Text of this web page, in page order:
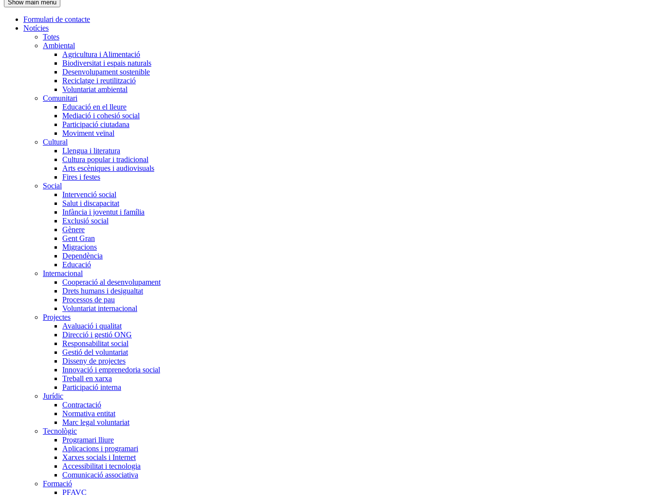
l'encapçalament
Show main menu
Navegació
principal
Formulari de contacte
Notícies
Totes
Ambiental
Agricultura i Alimentació
Biodiversitat i espais naturals
Desenvolupament sostenible
Reciclatge i reutilització
Voluntariat ambiental
Comunitari
Educació en el lleure
Mediació i cohesió social
Participació ciutadana
Moviment veïnal
Cultural
Llengua i literatura
Cultura popular i tradicional
Arts escèniques i audiovisuals
Fires i festes
Social
Intervenció social
Salut i discapacitat
Infància i joventut i família
Exclusió social
Gènere
Gent Gran
Migracions
Dependència
Educació
Internacional
Cooperació al desenvolupament
Drets humans i desigualtat
Processos de pau
Voluntariat internacional
Projectes
Avaluació i qualitat
Direcció i gestió ONG
Responsabilitat social
Gestió del voluntariat
Disseny de projectes
Innovació i emprenedoria social
Treball en xarxa
Participació interna
Jurídic
Contractació
Normativa entitat
Marc legal voluntariat
Tecnològic
Programari lliure
Aplicacions i programari
Xarxes socials i Internet
Accessibilitat i tecnologia
Comunicació associativa
Formació
PFAVC